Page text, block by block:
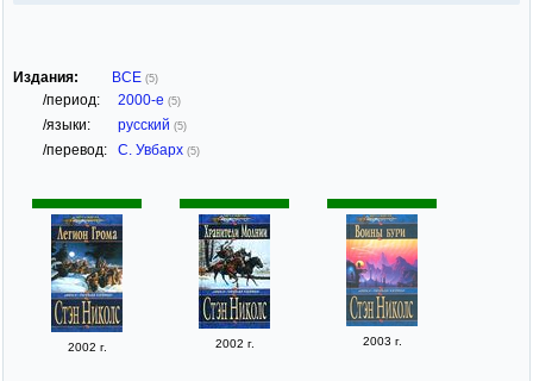
Издания: ВСЕ (5)
/период: 2000-е (5)
/языки: русский (5)
/перевод: С. Увбарх (5)
2002 г. 2002 г. 2003 г.